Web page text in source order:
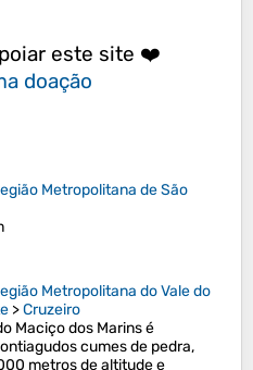
este site ❤️
doação
Metropolitana de São
Metropolitana do Vale do
>Cruzeiro
Maciço dos Marins é
cumes de pedra,
metros de altitude e